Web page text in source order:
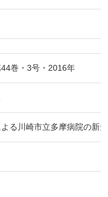
巻・3号・2016年
る川崎市立多摩病院の新